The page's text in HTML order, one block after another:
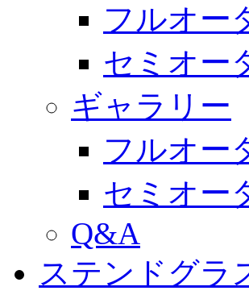
フルオー
セミオー
ギャラリー
フルオー
セミオー
Q&A
ステンドグラ